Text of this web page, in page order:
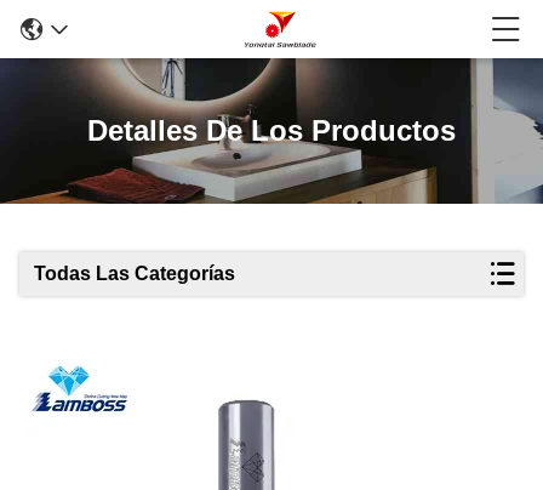
Detalles De Los Productos
Todas Las Categorías